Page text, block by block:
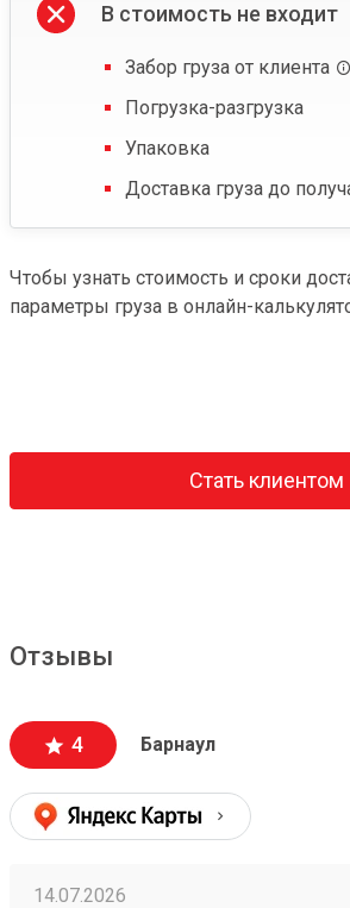
В стоимость не входит
Забор груза от клиента
Погрузка-разгрузка
Упаковка
Доставка груза до
Чтобы узнать стоимость и сроки
параметры груза в онлайн-
Стать клиентом
Отзывы
4 Барнаул
14.07.2026